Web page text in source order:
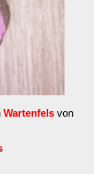
Wartenfels von